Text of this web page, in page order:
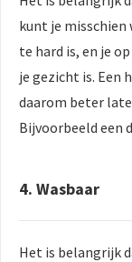
kunt je
te hard is, en je
je gezicht is. Een
daarom beter
Bijvoorbeeld een
4. Wasbaar
Het is belangrijk